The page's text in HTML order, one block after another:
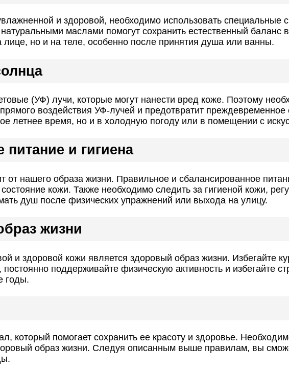
и здоровой, необходимо использовать
маслами помогут сохранить естественный баланс
лице, но и на теле, особенно после принятия душа или ванны.
(УФ) лучи, которые могут нанести вред коже. Поэтому
воздействия УФ-лучей и предотвратит
летнее время, но и в холодную погоду или в помещении с
и гигиена
от нашего образа жизни. Правильное и сбалансированное
кожи. Также необходимо следить за гигиеной кожи,
душ после физических упражнений или выхода на улицу.
жизни
и здоровой кожи является здоровый образ жизни. Избегайте
поддерживайте физическую активность и избегайте
годы.
который помогает сохранить ее красоту и здоровье.
образ жизни. Следуя описанным выше правилам, вы